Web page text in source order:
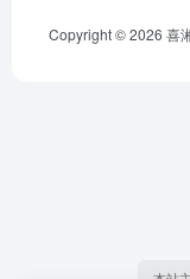
Copyright © 2026 喜